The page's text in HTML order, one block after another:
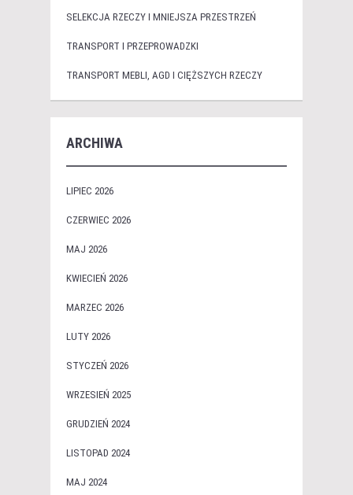
SELEKCJA RZECZY I MNIEJSZA PRZESTRZEŃ
TRANSPORT I PRZEPROWADZKI
TRANSPORT MEBLI, AGD I CIĘŻSZYCH RZECZY
ARCHIWA
LIPIEC 2026
CZERWIEC 2026
MAJ 2026
KWIECIEŃ 2026
MARZEC 2026
LUTY 2026
STYCZEŃ 2026
WRZESIEŃ 2025
GRUDZIEŃ 2024
LISTOPAD 2024
MAJ 2024